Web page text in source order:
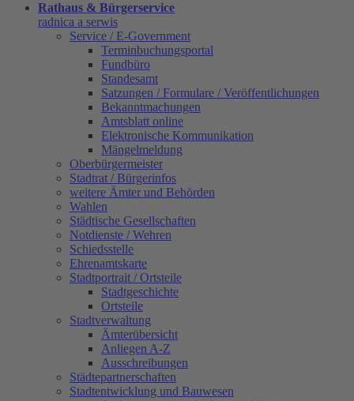
Rathaus & Bürgerservice
radnica a serwis
Service / E-Government
Terminbuchungsportal
Fundbüro
Standesamt
Satzungen / Formulare / Veröffentlichungen
Bekanntmachungen
Amtsblatt online
Elektronische Kommunikation
Mängelmeldung
Oberbürgermeister
Stadtrat / Bürgerinfos
weitere Ämter und Behörden
Wahlen
Städtische Gesellschaften
Notdienste / Wehren
Schiedsstelle
Ehrenamtskarte
Stadtportrait / Ortsteile
Stadtgeschichte
Ortsteile
Stadtverwaltung
Ämterübersicht
Anliegen A-Z
Ausschreibungen
Städtepartnerschaften
Stadtentwicklung und Bauwesen